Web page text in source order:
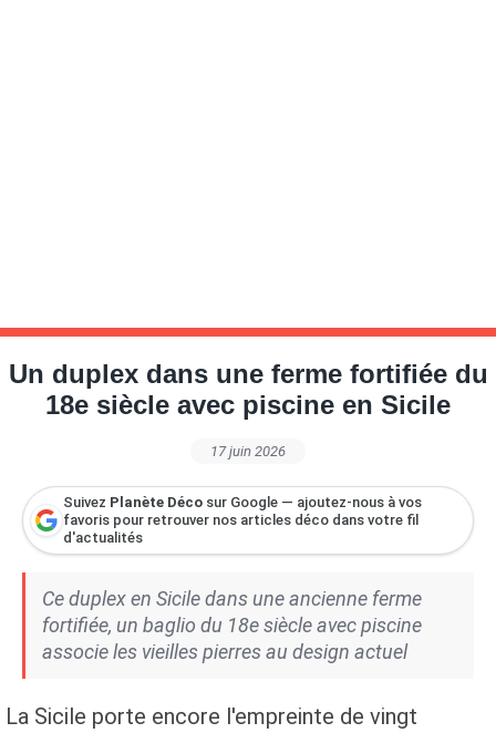
Un duplex dans une ferme fortifiée du
18e siècle avec piscine en Sicile
17 juin 2026
Suivez Planète Déco sur Google — ajoutez-nous à vos
favoris pour retrouver nos articles déco dans votre fil
d'actualités
Ce duplex en Sicile dans une ancienne ferme
fortifiée, un baglio du 18e siècle avec piscine
associe les vieilles pierres au design actuel
La Sicile porte encore l'empreinte de vingt